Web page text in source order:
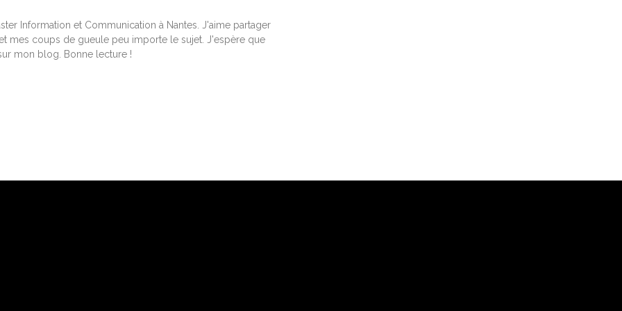
Information et Communication à Nantes. J'aime partager
mes coups de gueule peu importe le sujet. J'espère que
mon blog. Bonne lecture !